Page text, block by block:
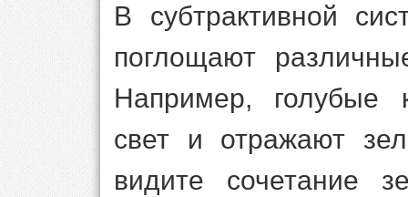
В субтрактивной
поглощают
Например, голубые
свет и отражают
видите сочетание